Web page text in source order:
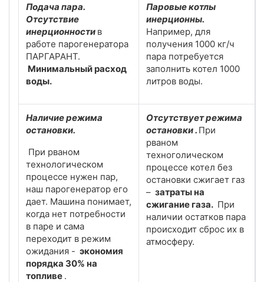
Подача пара.
Отсутствие
инерционности в
работе парогенератора
ПАРГАРАНТ.
Минимальный расход
воды.
Паровые котлы
инерционны.
Например, для
получения 1000 кг/ч
пара потребуется
заполнить котел 1000
литров воды.
Наличие режима
остановки.
При рваном
технологическом
процессе нужен пар,
наш парогенератор его
дает. Машина понимает,
когда нет потребности
в паре и сама
переходит в режим
ожидания - экономия
порядка 30% на
топливе .
Отсутствует режима
остановки . При
рваном
техноголическом
процессе котел без
остановки сжигает газ
– затраты на
сжигание газа. При
наличии остатков пара
происходит сброс их в
атмосферу.